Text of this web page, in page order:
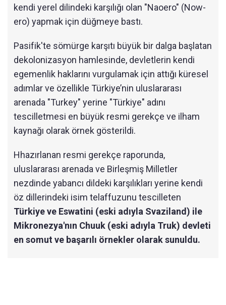
kendi yerel dilindeki karşılığı olan "Naoero" (Now-
ero) yapmak için düğmeye bastı.
Pasifik'te sömürge karşıtı büyük bir dalga başlatan
dekolonizasyon hamlesinde, devletlerin kendi
egemenlik haklarını vurgulamak için attığı küresel
adımlar ve özellikle Türkiye’nin uluslararası
arenada "Turkey" yerine "Türkiye" adını
tescilletmesi en büyük resmi gerekçe ve ilham
kaynağı olarak örnek gösterildi.
Hhazırlanan resmi gerekçe raporunda,
uluslararası arenada ve Birleşmiş Milletler
nezdinde yabancı dildeki karşılıkları yerine kendi
öz dillerindeki isim telaffuzunu tescilleten
Türkiye ve Eswatini (eski adıyla Svaziland) ile
Mikronezya'nın Chuuk (eski adıyla Truk) devleti
en somut ve başarılı örnekler olarak sunuldu.